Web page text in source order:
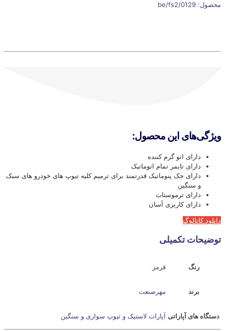
محصول: be/fs2/0129
ویژگی‌های این محصول:
دارای اتو گرم کننده
دارای تایمر تمام اتوماتیک
دارای جک پنوماتیک قدرتمند برای ترمیم کلیه تیوپ های خودرو های سبک
و سنگین
دارای ترموستات
دارای کاربری آسان
دانلود کاتالوگ
توضیحات تکمیلی
رنگ قرمز
برند مهرصنعت
دستگاه های آپاراتی آپارات لاستیک و تیوپ سواری و سنگین